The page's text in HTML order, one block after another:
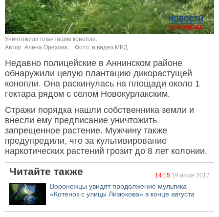
Уничтожили плантацию конопли.
Автор: Алена Орехова.
Фото: и видео МВД.
Недавно полицейские в Аннинском районе
обнаружили целую плантацию дикорастущей
конопли. Она раскинулась на площади около 1
гектара рядом с селом Новокурлакским.
Стражи порядка нашли собственника земли и
внесли ему предписание уничтожить
запрещенное растение. Мужчину также
предупредили, что за культивирование
наркотических растений грозит до 8 лет колонии.
Читайте также 14:15 19 июля 2017
Воронежцы увидят продолжение мультика
«Котенок с улицы Лизюкова» в конце августа